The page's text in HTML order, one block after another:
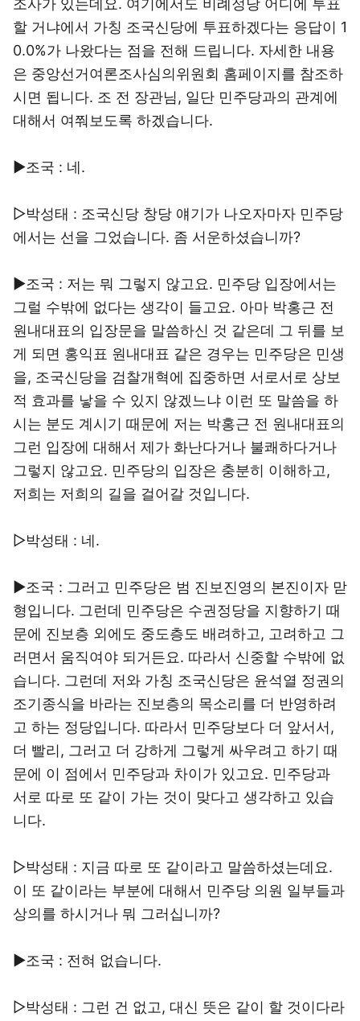
조사가 있는데요. 여기에서도 비례정당 어디에 투표
할 거냐에서 가칭 조국신당에 투표하겠다는 응답이 1
0.0%가 나왔다는 점을 전해 드립니다. 자세한 내용
은 중앙선거여론조사심의위원회 홈페이지를 참조하
시면 됩니다. 조 전 장관님, 일단 민주당과의 관계에
대해서 여쭤보도록 하겠습니다.
▶조국 : 네.
▷박성태 : 조국신당 창당 얘기가 나오자마자 민주당
에서는 선을 그었습니다. 좀 서운하셨습니까?
▶조국 : 저는 뭐 그렇지 않고요. 민주당 입장에서는
그럴 수밖에 없다는 생각이 들고요. 아마 박홍근 전
원내대표의 입장문을 말씀하신 것 같은데 그 뒤를 보
게 되면 홍익표 원내대표 같은 경우는 민주당은 민생
을, 조국신당을 검찰개혁에 집중하면 서로서로 상보
적 효과를 낳을 수 있지 않겠느냐 이런 또 말씀을 하
시는 분도 계시기 때문에 저는 박홍근 전 원내대표의
그런 입장에 대해서 제가 화난다거나 불쾌하다거나
그렇지 않고요. 민주당의 입장은 충분히 이해하고,
저희는 저희의 길을 걸어갈 것입니다.
▷박성태 : 네.
▶조국 : 그러고 민주당은 범 진보진영의 본진이자 맏
형입니다. 그런데 민주당은 수권정당을 지향하기 때
문에 진보층 외에도 중도층도 배려하고, 고려하고 그
러면서 움직여야 되거든요. 따라서 신중할 수밖에 없
습니다. 그런데 저와 가칭 조국신당은 윤석열 정권의
조기종식을 바라는 진보층의 목소리를 더 반영하려
고 하는 정당입니다. 따라서 민주당보다 더 앞서서,
더 빨리, 그러고 더 강하게 그렇게 싸우려고 하기 때
문에 이 점에서 민주당과 차이가 있고요. 민주당과
서로 따로 또 같이 가는 것이 맞다고 생각하고 있습
니다.
▷박성태 : 지금 따로 또 같이라고 말씀하셨는데요.
이 또 같이라는 부분에 대해서 민주당 의원 일부들과
상의를 하시거나 뭐 그러십니까?
▶조국 : 전혀 없습니다.
▷박성태 : 그런 건 없고, 대신 뜻은 같이 할 것이다라